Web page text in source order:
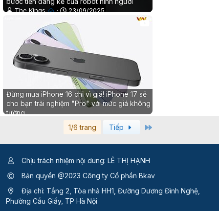
The Kings ✔
23/09/2025
Đừng mua iPhone 16 chỉ vì giá! iPhone 17 sẽ
cho bạn trải nghiệm "Pro" với mức giá không
tưởng
1/6 trang Tiếp
Chịu trách nhiệm nội dung: LÊ THỊ HẠNH
Bản quyền @2023 Công ty Cổ phần Bkav
Địa chỉ: Tầng 2, Tòa nhà HH1, Đường Dương Đình Nghệ,
Phường Cầu Giấy, TP Hà Nội